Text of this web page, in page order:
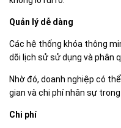
Quản lý dễ dàng
Các hệ thống khóa thông
dõi lịch sử sử dụng và phân
Nhờ đó, doanh nghiệp có
gian và chi phí nhân sự
Chi phí